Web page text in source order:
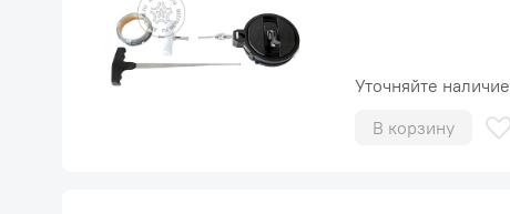
Уточняйте наличие
В корзину